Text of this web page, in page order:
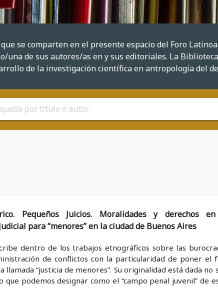
se comparten en el presente espacio del Foro
una de sus autores/as en y sus editoriales. La
de la investigación científica en antropología del
Pequeños Juicios. Moralidades y derechos
para “menores” en la ciudad de Buenos Aires
dentro de los trabajos etnográficos sobre las
de conflictos con la particularidad de poner el
llamada “justicia de menores”. Su originalidad está dada no
que podemos designar como el “campo penal juvenil” de